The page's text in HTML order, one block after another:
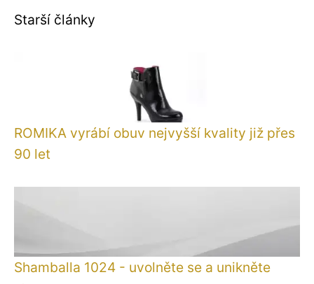
Starší články
ROMIKA vyrábí obuv nejvyšší kvality již přes
90 let
Shamballa 1024 - uvolněte se a unikněte